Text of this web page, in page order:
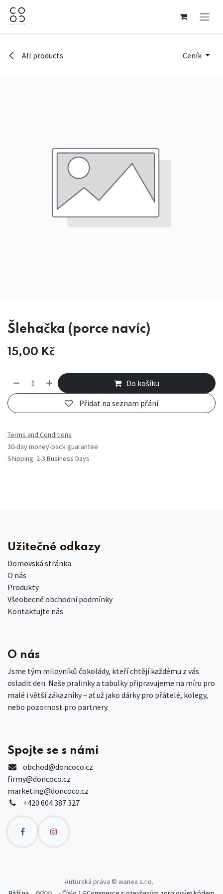
Přejít na obsah
All products Ceník
Šlehačka (porce navíc)
15,00 Kč
Do košíku
Přidat na seznam přání
Terms and Conditions
30-day money-back guarantee
Shipping: 2-3 Business Days
Užitečné odkazy
Domovská stránka
O nás
Produkty
Všeobecné obchodní podmínky
Kontaktujte nás
O nás
Jsme tým milovníků čokolády, kteří chtějí každému z vás
osladit den. Naše pralinky a tabulky připravujeme na míru pro
malé i větší zákazníky – ať už jako dárky pro přátelé, kolegy,
nebo pozornost pro partnery.
Spojte se s námi
obchod@doncoco.cz
firmy@doncoco.cz
marketing@doncoco.cz
+420 604 387 327
Autorská práva © wanea s.r.o.